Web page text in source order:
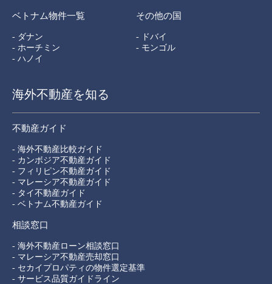
ベトナム物件一覧
- ダナン
- ホーチミン
- ハノイ
その他の国
- ドバイ
- モンゴル
海外不動産を知る
不動産ガイド
- 海外不動産比較ガイド
- カンボジア不動産ガイド
- フィリピン不動産ガイド
- マレーシア不動産ガイド
- タイ不動産ガイド
- ベトナム不動産ガイド
相談窓口
- 海外不動産ローン相談窓口
- マレーシア不動産売却窓口
- セカイプロパティの物件選定基準
- サービス品質ガイドライン